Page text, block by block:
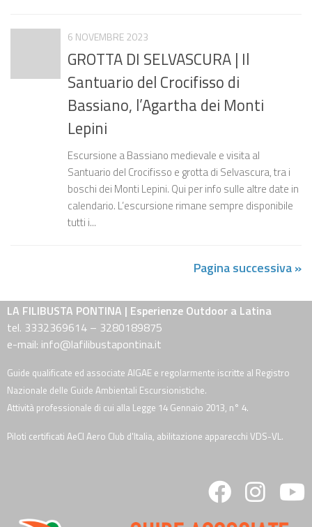
6 NOVEMBRE 2023
GROTTA DI SELVASCURA | Il
Santuario del Crocifisso di
Bassiano, l’Agartha dei Monti
Lepini
Escursione a Bassiano medievale e visita al
Santuario del Crocifisso e grotta di Selvascura, tra i
boschi dei Monti Lepini. Qui per info sulle altre date in
calendario. L’escursione rimane sempre disponibile
tutti i...
Pagina successiva »
LA FILIBUSTA PONTINA | Esperienze Outdoor a Latina
tel. 3332369614 – 3280189875
e-mail: info@lafilibustapontina.it
Guide qualificate ed associate AIGAE e regolarmente iscritte al Registro
Nazionale delle Guide Ambientali Escursionistiche.
Attività professionale di cui alla Legge 14 Gennaio 2013, n° 4.
Piloti certificati AeCI Aero Club d'Italia, abilitazione apparecchi VDS-VL.
fab
fab
fa-